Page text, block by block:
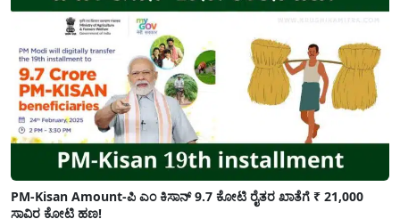
PM-Kisan Amount-ಪಿ ಎಂ ಕಿಸಾನ್ 9.7 ಕೋಟಿ ರೈತರ ಖಾತೆಗೆ ₹ 21,000
ಸಾವಿರ ಕೋಟಿ ಹಣ!